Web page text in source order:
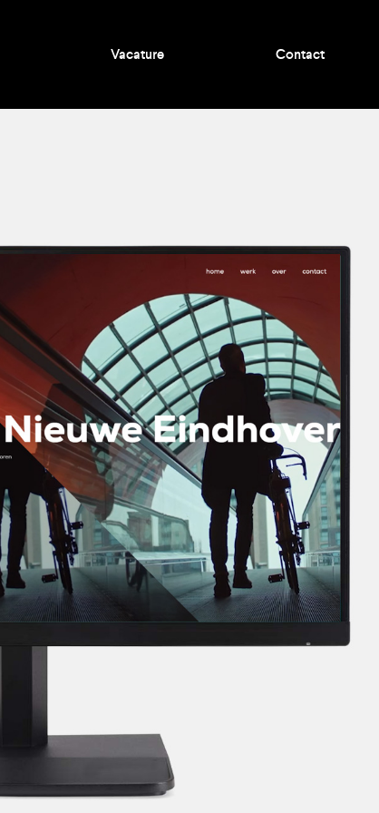
Vacature Contact